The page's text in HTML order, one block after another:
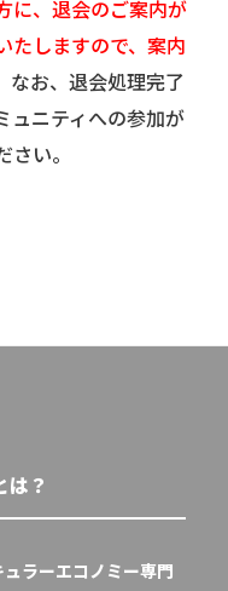
に、退会のご案内が
たしますので、案内
なお、退会処理完了
ュニティへの参加が
い。
は？
ラーエコノミー専門